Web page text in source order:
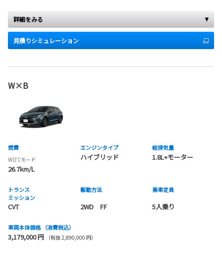
詳細をみる
見積りシミュレーション
W×B
燃費
WLTCモード
26.7km/L
エンジンタイプ
ハイブリッド
総排気量
1.8L+モーター
トランス
ミッション
CVT
駆動方法
2WD FF
乗車定員
5人乗り
車両本体価格 （消費税込）
3,179,000 円 （税抜 2,890,000 円）